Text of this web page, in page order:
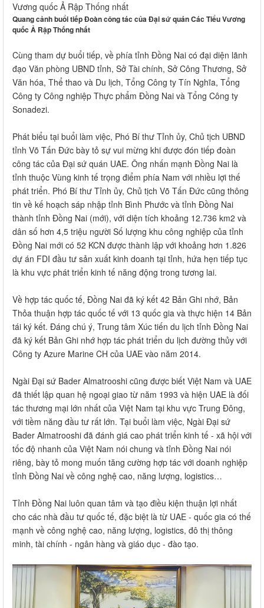
Vương quốc Ả Rập Thống nhất
Quang cảnh buổi tiếp Đoàn công tác của Đại sứ quán Các Tiểu Vương
quốc Ả Rập Thống nhất
Cùng tham dự buổi tiếp, về phía tỉnh Đồng Nai có đại diện lãnh
đạo Văn phòng UBND tỉnh, Sở Tài chính, Sở Công Thương, Sở
Văn hóa, Thể thao và Du lịch, Tổng Công ty Tín Nghĩa, Tổng
Công ty Công nghiệp Thực phẩm Đồng Nai và Tổng Công ty
Sonadezi.
Phát biểu tại buổi làm việc, Phó Bí thư Tỉnh ủy, Chủ tịch UBND
tỉnh Võ Tấn Đức bày tỏ sự vui mừng khi được đón tiếp đoàn
công tác của Đại sứ quán UAE. Ông nhấn mạnh Đồng Nai là
tỉnh thuộc Vùng kinh tế trọng điểm phía Nam với nhiều lợi thế
phát triển. Phó Bí thư Tỉnh ủy, Chủ tịch Võ Tấn Đức cũng thông
tin về kế hoạch sáp nhập tỉnh Bình Phước và tỉnh Đồng Nai
thành tỉnh Đồng Nai (mới), với diện tích khoảng 12.736 km2 và
dân số hơn 4,5 triệu người Số lượng khu công nghiệp của tỉnh
Đồng Nai mới có 52 KCN được thành lập với khoảng hơn 1.826
dự án FDI đầu tư sản xuất kinh doanh tại tỉnh, hứa hẹn tiếp tục
là khu vực phát triển kinh tế năng động trong tương lai.
Về hợp tác quốc tế, Đồng Nai đã ký kết 42 Bản Ghi nhớ, Bản
Thỏa thuận hợp tác quốc tế với 13 quốc gia và thực hiện 14 Bản
tái ký kết. Đáng chú ý, Trung tâm Xúc tiến du lịch tỉnh Đồng Nai
đã ký kết Bản Ghi nhớ hợp tác phát triển du lịch đường thủy với
Công ty Azure Marine CH của UAE vào năm 2014.
Ngài Đại sứ Bader Almatrooshi cũng được biết Việt Nam và UAE
đã thiết lập quan hệ ngoại giao từ năm 1993 và hiện UAE là đối
tác thương mại lớn nhất của Việt Nam tại khu vực Trung Đông,
với tiềm năng đầu tư rất lớn. Tại buổi làm việc, Ngài Đại sứ
Bader Almatrooshi đã đánh giá cao phát triển kinh tế - xã hội với
tốc độ nhanh của Việt Nam nói chung và tỉnh Đồng Nai nói
riêng, bày tỏ mong muốn tăng cường hợp tác với doanh nghiệp
tỉnh Đồng Nai về công nghệ cao, năng lượng, logistics…
Tỉnh Đồng Nai luôn quan tâm và tạo điều kiện thuận lợi nhất
cho các nhà đầu tư quốc tế, đặc biệt là từ UAE - quốc gia có thế
mạnh về công nghệ cao, năng lượng, logistics, đô thị thông
minh, tài chính - ngân hàng và giáo dục - đào tạo.